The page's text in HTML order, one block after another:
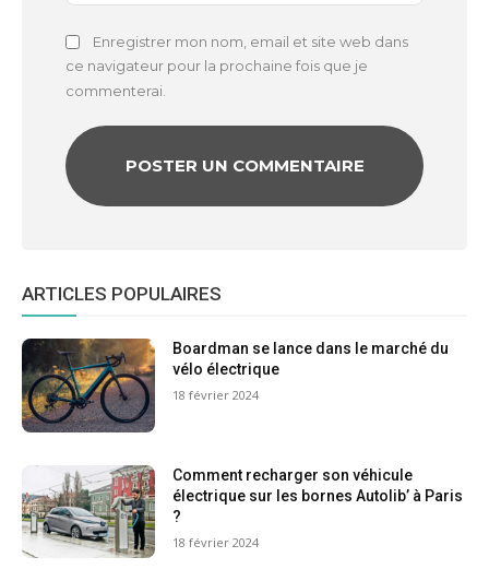
Enregistrer mon nom, email et site web dans
ce navigateur pour la prochaine fois que je
commenterai.
ARTICLES POPULAIRES
Boardman se lance dans le marché du
vélo électrique
18 février 2024
Comment recharger son véhicule
électrique sur les bornes Autolib’ à Paris
?
18 février 2024